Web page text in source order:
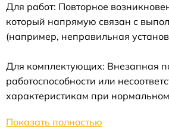
Для работ: Повторное
который напрямую связан с
(например, неправильная
Для комплектующих: Внезапная
работоспособности или
характеристикам при
Показать полностью